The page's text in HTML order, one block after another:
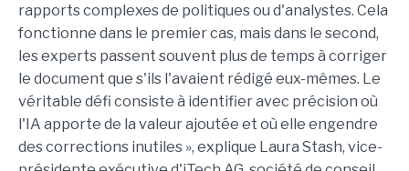
rapports complexes de politiques ou d'analystes. Cela
fonctionne dans le premier cas, mais dans le second,
les experts passent souvent plus de temps à corriger
le document que s'ils l'avaient rédigé eux-mêmes. Le
véritable défi consiste à identifier avec précision où
l'IA apporte de la valeur ajoutée et où elle engendre
des corrections inutiles », explique Laura Stash, vice-